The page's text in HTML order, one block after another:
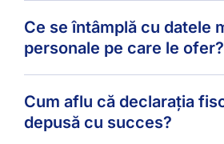
Ce se întâmplă cu datele
personale pe care le ofer?
Cum aflu că declarația
depusă cu succes?